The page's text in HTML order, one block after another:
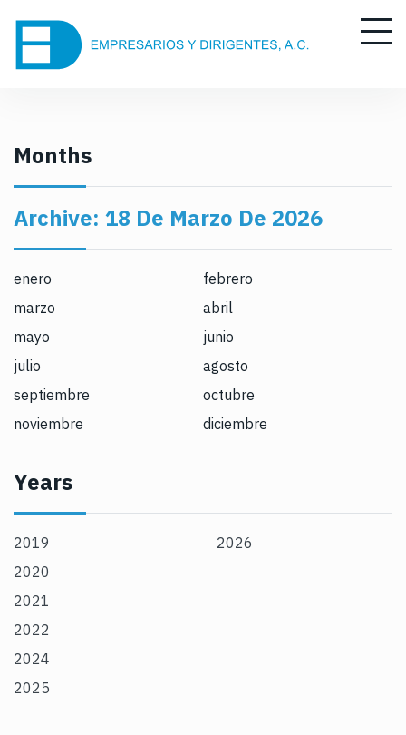
Months
Archive: 18 De Marzo De 2026
enero
febrero
marzo
abril
mayo
junio
julio
agosto
septiembre
octubre
noviembre
diciembre
Years
2019
2020
2021
2022
2024
2025
2026